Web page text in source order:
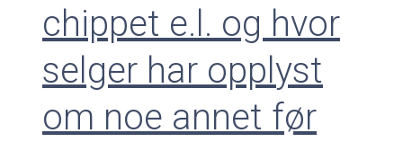
chippet e.l. og hvor
selger har opplyst
om noe annet før